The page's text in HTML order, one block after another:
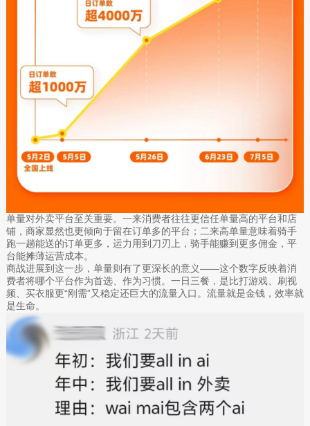
单量对外卖平台至关重要。一来消费者往往更信任单量高的平台和店
铺，商家显然也更倾向于留在订单多的平台；二来高单量意味着骑手
跑一趟能送的订单更多，运力用到刀刃上，骑手能赚到更多佣金，平
台能摊薄运营成本。
商战进展到这一步，单量则有了更深长的意义——这个数字反映着消
费者将哪个平台作为首选、作为习惯。一日三餐，是比打游戏、刷视
频、买衣服更“刚需”又稳定还巨大的流量入口。流量就是金钱，效率就
是生命。